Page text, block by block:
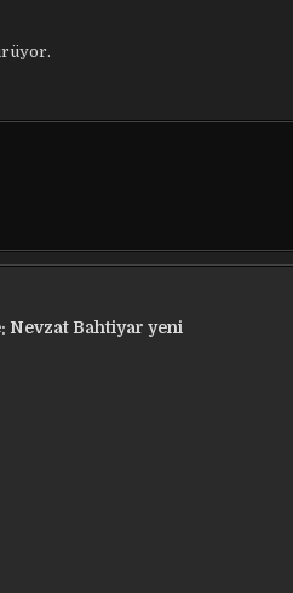
Nevzat Bahtiyar yeni